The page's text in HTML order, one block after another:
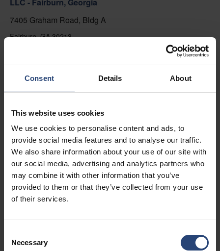
Consent Details About
This website uses cookies
We use cookies to personalise content and ads, to
provide social media features and to analyse our traffic.
We also share information about your use of our site with
our social media, advertising and analytics partners who
may combine it with other information that you’ve
provided to them or that they’ve collected from your use
of their services.
Selection
Necessary
7405 Graham Road, Bldg A
Fairburn, GA 30213
Ota yhteyttä
Illinois
1539 Hunter Rd
Hanover Park, IL 60133
+1 630-451-5345 x50103
Näytä kartalla
Ota yhteyttä